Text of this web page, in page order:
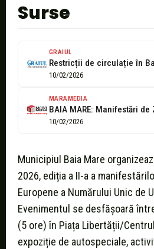
Surse
GRAIUL
Restricții de circulație în
10/02/2026
MARAMEDIA
10/02/2026
Municipiul Baia Mare
2026, ediția a II-a a
Europene a Numărului Unic de
Evenimentul se desfășoară
(5 ore) în Piața Libertății/
expoziție de autospeciale,